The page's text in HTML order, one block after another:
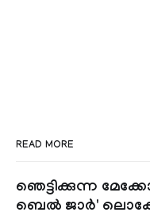
READ MORE
ഞെട്ടിക്കുന്ന
ബെൽ ജാർ'